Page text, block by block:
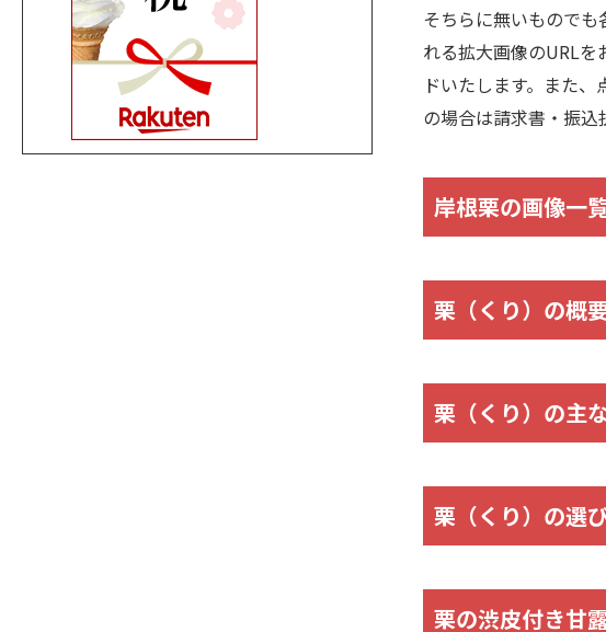
そちらに無いもので
れる拡大画像のURL
ドいたします。また
の場合は請求書・振込
岸根栗の画像一
栗（くり）の概
栗（くり）の主
栗（くり）の選
栗の渋皮付き甘